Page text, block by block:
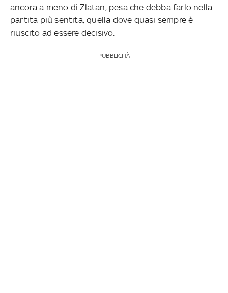
ancora a meno di Zlatan, pesa che debba farlo nella
partita più sentita, quella dove quasi sempre è
riuscito ad essere decisivo.
PUBBLICITÀ